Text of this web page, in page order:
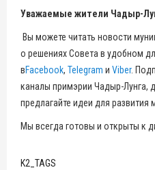
Уважаемые жители Чадыр-
Вы можете читать новости
о решениях Совета в удобном
вFacebook, Telegram и Viber.
каналы примэрии Чадыр-Лунга,
предлагайте идеи для развития
Мы всегда готовы и открыты к
K2_TAGS